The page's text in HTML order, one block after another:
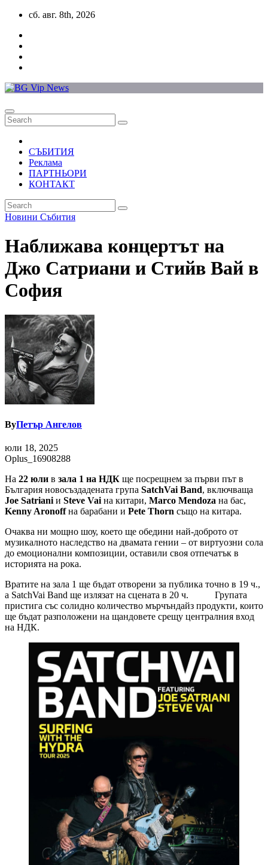
Skip
content
сб. авг. 8th, 2026
СЪБИТИЯ
Реклама
ПАРТНЬОРИ
КОНТАКТ
Новини Събития
Наближава концертът на
Джо Сатриани и Стийв Вай в
София
ByПетър Ангелов
юли 18, 2025
Oplus_16908288
На 22 юли в зала 1 на НДК ще посрещнем за първи път в
България новосъздадената група SatchVaiBand, включваща
Joe Satrianiи Steve Vaiна китари, Marco Mendoza на бас,
Kenny Aronoffна барабани и Pete Thorn също на китара.
Очаква ни мощно шоу, което ще обедини най-доброто от
музикалното наследство на двамата гении – от виртуозни сола
до емоционални композиции, оставили своя отпечатък в
историята на рока.
Вратите на зала 1 ще бъдат отворени за публика точно в 19 ч.,
а SatchVai Band ще излязат на сцената в 20 ч. Групата
пристига със солидно количество мърчъндайз продукти, които
ще бъдат разположени на щандовете срещу централния вход
на НДК.